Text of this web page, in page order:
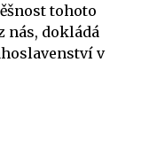
tohoto
nás, dokládá
v